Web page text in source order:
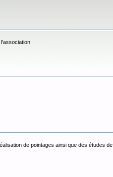
de pointages ainsi que des études de